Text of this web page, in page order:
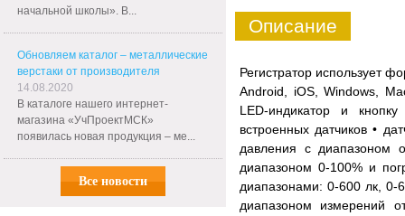
начальной школы». В...
Обновляем каталог – металлические
верстаки от производителя
14.08.2020
В каталоге нашего интернет-
магазина «УчПроектМСК»
появилась новая продукция – ме...
Все новости
Описание
Регистратор использует
Android, iOS, Windows,
LED-индикатор и
встроенных датчиков •
давления с диапазоном
диапазоном 0-100% и
диапазонами: 0-600 лк, 0-
диапазоном измерений